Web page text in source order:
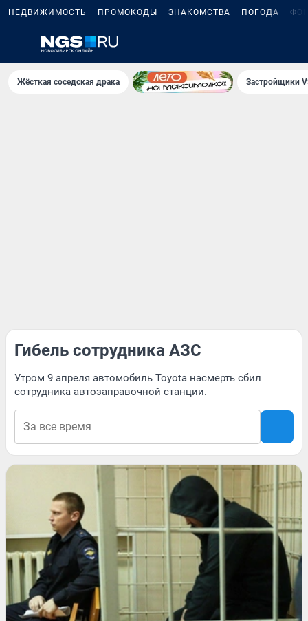
НЕДВИЖИМОСТЬ ПРОМОКОДЫ ЗНАКОМСТВА ПОГОДА
Жёсткая соседская драка Застройщики
Гибель сотрудника АЗС
Утром 9 апреля автомобиль Toyota насмерть сбил
сотрудника автозаправочной станции.